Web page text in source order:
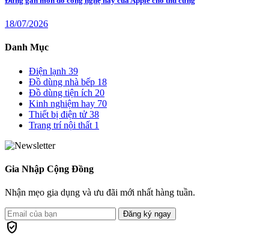
18/07/2026
Danh Mục
Điện lạnh 39
Đồ dùng nhà bếp 18
Đồ dùng tiện ích 20
Kinh nghiệm hay 70
Thiết bị điện tử 38
Trang trí nội thất 1
Gia Nhập Cộng Đồng
Nhận mẹo gia dụng và ưu đãi mới nhất hàng tuần.
Đăng ký ngay
verified_user